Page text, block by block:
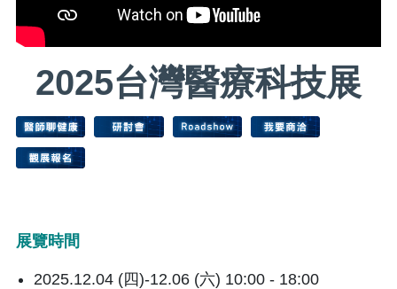
2025台灣醫療科技展
展覽時間
2025.12.04 (四)-12.06 (六) 10:00 - 18:00